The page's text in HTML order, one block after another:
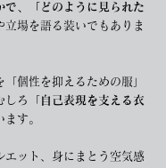
で、「どのように見られた
立場を語る装いでもありま
個性を抑えるための服」
しろ「自己表現を支える衣
す。
エット、身にまとう空気感